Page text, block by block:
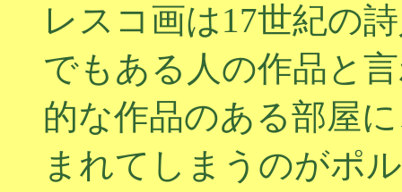
レスコ画は17世紀の
でもある人の作品と
的な作品のある部屋
まれてしまうのがポ